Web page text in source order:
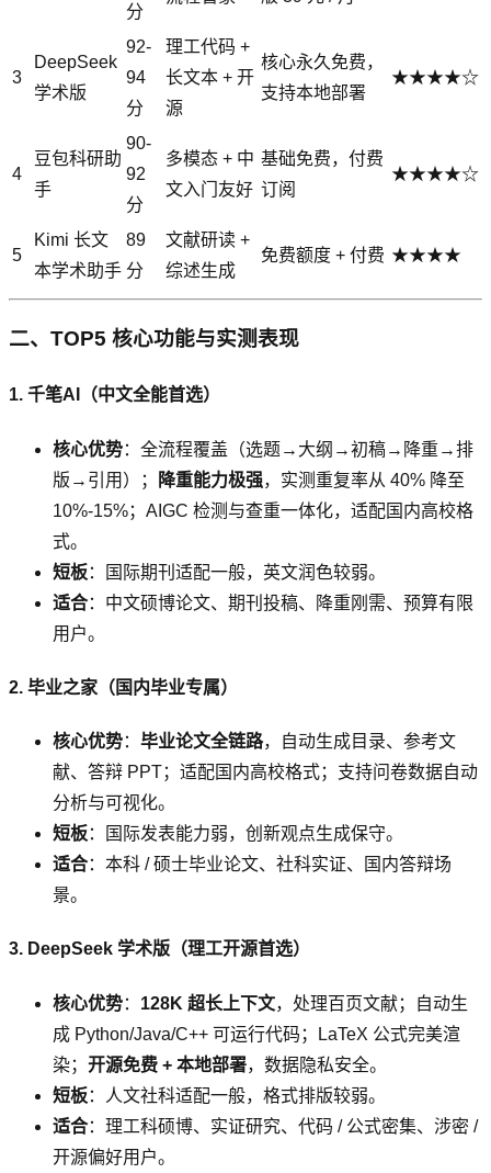
分
3
DeepSeek
学术版
92-
94
分
理工代码 +
长文本 + 开
源
核心永久免费，
支持本地部署
★★★★☆
4
豆包科研助
手
90-
92
分
多模态 + 中
文入门友好
基础免费，付费
订阅
★★★★☆
5
Kimi 长文
本学术助手
89
分
文献研读 +
综述生成
免费额度 + 付费 ★★★★
二、TOP5 核心功能与实测表现
1. 千笔AI（中文全能首选）
核心优势：全流程覆盖（选题→大纲→初稿→降重→排
版→引用）；
降重能力极强，实测重复率从 40% 降至
10%-15%；AIGC 检测与查重一体化，适配国内高校格
式。
短板：国际期刊适配一般，英文润色较弱。
适合：中文硕博论文、期刊投稿、降重刚需、预算有限
用户。
2. 毕业之家（国内毕业专属）
核心优势： 毕业论文全链路，自动生成目录、参考文
献、答辩 PPT；适配国内高校格式；支持问卷数据自动
分析与可视化。
短板：国际发表能力弱，创新观点生成保守。
适合：本科 / 硕士毕业论文、社科实证、国内答辩场
景。
3. DeepSeek 学术版（理工开源首选）
核心优势： 128K 超长上下文，处理百页文献；自动生
成 Python/Java/C++ 可运行代码；LaTeX 公式完美渲
染； 开源免费 + 本地部署，数据隐私安全。
短板：人文社科适配一般，格式排版较弱。
适合：理工科硕博、实证研究、代码 / 公式密集、涉密 /
开源偏好用户。